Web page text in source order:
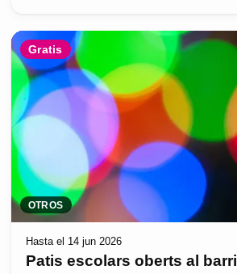
Gratis
OTROS
Hasta el 14 jun 2026
Patis escolars oberts al barri